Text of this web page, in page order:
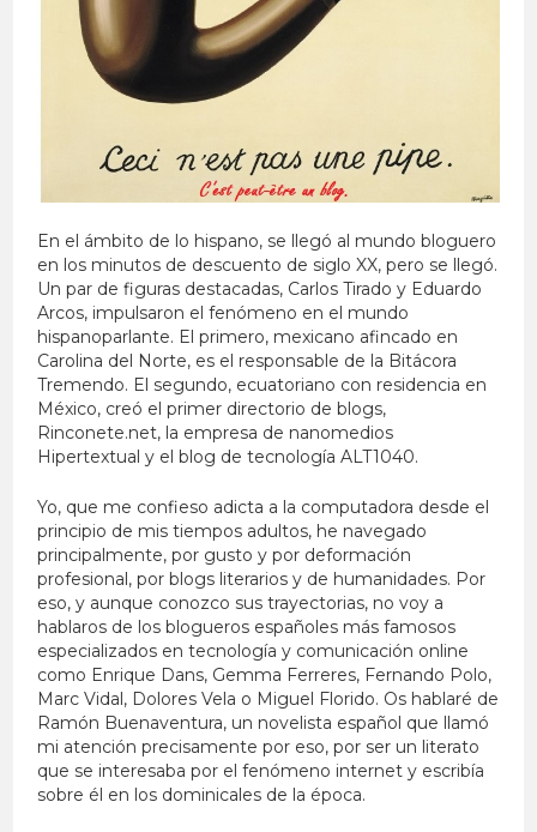
En el ámbito de lo hispano, se llegó al mundo bloguero
en los minutos de descuento de siglo XX, pero se llegó.
Un par de figuras destacadas, Carlos Tirado y Eduardo
Arcos, impulsaron el fenómeno en el mundo
hispanoparlante. El primero, mexicano afincado en
Carolina del Norte, es el responsable de la Bitácora
Tremendo. El segundo, ecuatoriano con residencia en
México, creó el primer directorio de blogs,
Rinconete.net, la empresa de nanomedios
Hipertextual y el blog de tecnología ALT1040.
Yo, que me confieso adicta a la computadora desde el
principio de mis tiempos adultos, he navegado
principalmente, por gusto y por deformación
profesional, por blogs literarios y de humanidades. Por
eso, y aunque conozco sus trayectorias, no voy a
hablaros de los blogueros españoles más famosos
especializados en tecnología y comunicación online
como Enrique Dans, Gemma Ferreres, Fernando Polo,
Marc Vidal, Dolores Vela o Miguel Florido. Os hablaré de
Ramón Buenaventura, un novelista español que llamó
mi atención precisamente por eso, por ser un literato
que se interesaba por el fenómeno internet y escribía
sobre él en los dominicales de la época.